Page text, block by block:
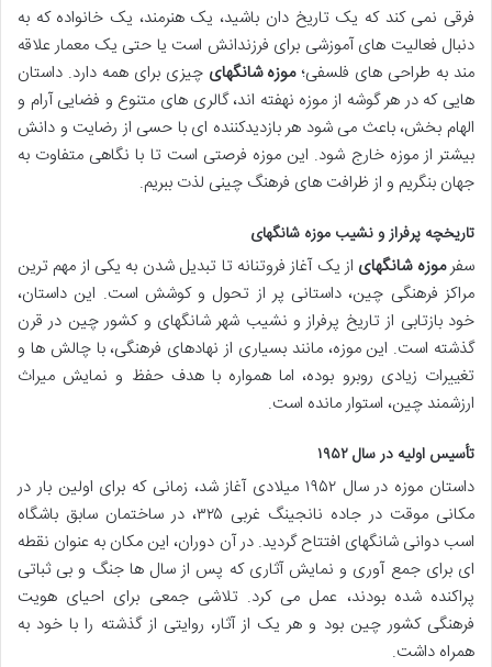
فرقی نمی کند که یک تاریخ دان باشید، یک هنرمند، یک خانواده که به
دنبال فعالیت های آموزشی برای فرزندانش است یا حتی یک معمار علاقه
مند به طراحی های فلسفی؛موزه شانگهای چیزی برای همه دارد. داستان
هایی که در هر گوشه از موزه نهفته اند، گالری های متنوع و فضایی آرام و
الهام بخش، باعث می شود هر بازدیدکننده ای با حسی از رضایت و دانش
بیشتر از موزه خارج شود. این موزه فرصتی است تا با نگاهی متفاوت به
جهان بنگریم و از ظرافت های فرهنگ چینی لذت ببریم.
تاریخچه پرفراز و نشیب موزه شانگهای
سفرموزه شانگهای از یک آغاز فروتنانه تا تبدیل شدن به یکی از مهم ترین
مراکز فرهنگی چین، داستانی پر از تحول و کوشش است. این داستان،
خود بازتابی از تاریخ پرفراز و نشیب شهر شانگهای و کشور چین در قرن
گذشته است. این موزه، مانند بسیاری از نهادهای فرهنگی، با چالش ها و
تغییرات زیادی روبرو بوده، اما همواره با هدف حفظ و نمایش میراث
ارزشمند چین، استوار مانده است.
تأسیس اولیه در سال ۱۹۵۲
داستان موزه در سال ۱۹۵۲ میلادی آغاز شد، زمانی که برای اولین بار در
مکانی موقت در جاده نانجینگ غربی ۳۲۵، در ساختمان سابق باشگاه
اسب دوانی شانگهای افتتاح گردید. در آن دوران، این مکان به عنوان نقطه
ای برای جمع آوری و نمایش آثاری که پس از سال ها جنگ و بی ثباتی
پراکنده شده بودند، عمل می کرد. تلاشی جمعی برای احیای هویت
فرهنگی کشور چین بود و هر یک از آثار، روایتی از گذشته را با خود به
همراه داشت.